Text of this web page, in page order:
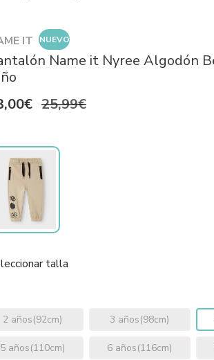
IT NUEVO
Name it Nyree Algodón
25,99€
talla
2 años(92cm) 3 años(98cm)
5 años(110cm) 6 años(116cm)